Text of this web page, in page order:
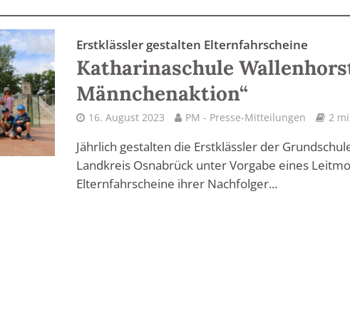
Erstklässler gestalten Elternfahrscheine
Katharinaschule
Männchenaktion“
16. August 2023 PM - Presse-Mitteilungen 2
Jährlich gestalten die Erstklässler der
Landkreis Osnabrück unter Vorgabe eines
Elternfahrscheine ihrer Nachfolger...